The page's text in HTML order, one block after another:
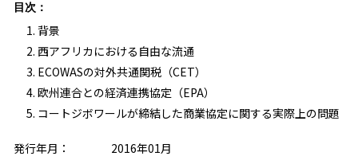
目次：
背景
西アフリカにおける自由な流通
ECOWASの対外共通関税（CET）
欧州連合との経済連携協定（EPA）
コートジボワールが締結した商業協定に関する実際上の問題
発行年月：
2016年01月